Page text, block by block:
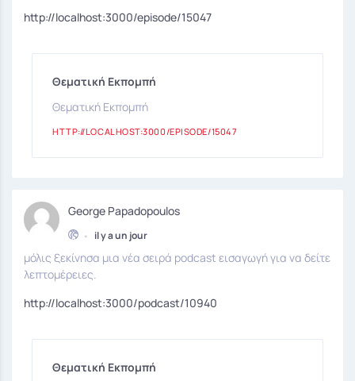
http://localhost:3000/episode/15047
Θεματική Εκπομπή
Θεματική Εκπομπή
HTTP://LOCALHOST:3000/EPISODE/15047
George Papadopoulos
• il y a un jour
μόλις ξεκίνησα μια νέα σειρά podcast εισαγωγή για να δείτε
λεπτομέρειες.
http://localhost:3000/podcast/10940
Θεματική Εκπομπή